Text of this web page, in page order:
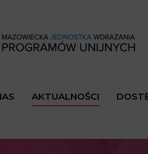
AKTUALNOŚCI